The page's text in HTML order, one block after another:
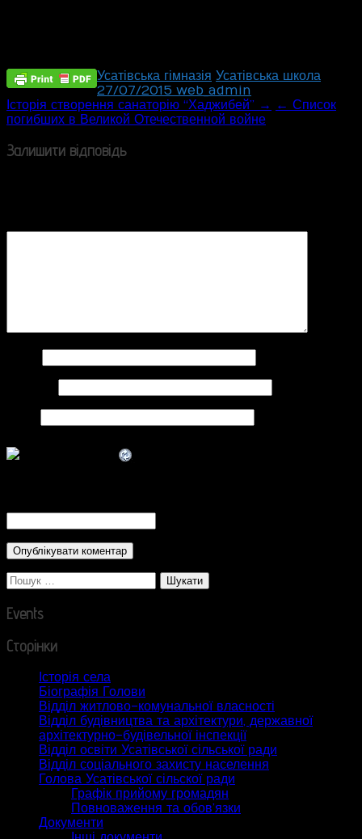
Усатівська гімназія Усатівська школа
27/07/2015 web_admin
Post
navigation
Історія створення санаторію “Хаджибей” →
← Список
погибших в Великой Отечественной войне
Залишити відповідь
Пошук:
Events
Сторінки
Історія села
Біографія Голови
Відділ житлово-комунальної власності
Відділ будівництва та архітектури, державної
архітектурно-будівельної інспекції
Відділ освіти Усатівської сільської ради
Відділ соціального захисту населення
Голова Усатівської сільскої ради
Графік прийому громадян
Повноваження та обов’язки
Документи